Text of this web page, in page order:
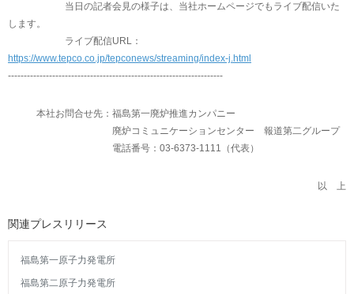
当日の記者会見の様子は、当社ホームページでもライブ配信いた
します。
ライブ配信URL：
https://www.tepco.co.jp/tepconews/streaming/index-j.html
--------------------------------------------------------------------
本社お問合せ先：福島第一廃炉推進カンパニー
廃炉コミュニケーションセンター 報道第二グループ
電話番号：03-6373-1111（代表）
以 上
関連プレスリリース
福島第一原子力発電所
福島第二原子力発電所